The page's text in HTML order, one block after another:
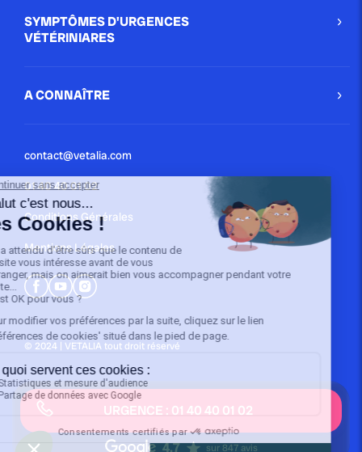
URGENCE : 01 40 40 01 02
4.7 sur 847 avis
SYMPTÔMES D'URGENCES
VÉTÉRINIARES
A CONNAÎTRE
contact@vetalia.com
01 40 40 01 02
Conditions Générales
Mentions Légales
© 2024 | VETALIA tout droit réservé